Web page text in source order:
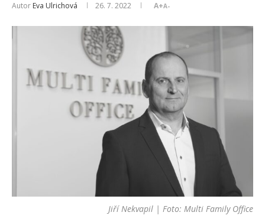
Autor Eva Ulrichová 26. 7. 2022 A+A-
Jiří Nekvapil | Foto: Multi Family Office